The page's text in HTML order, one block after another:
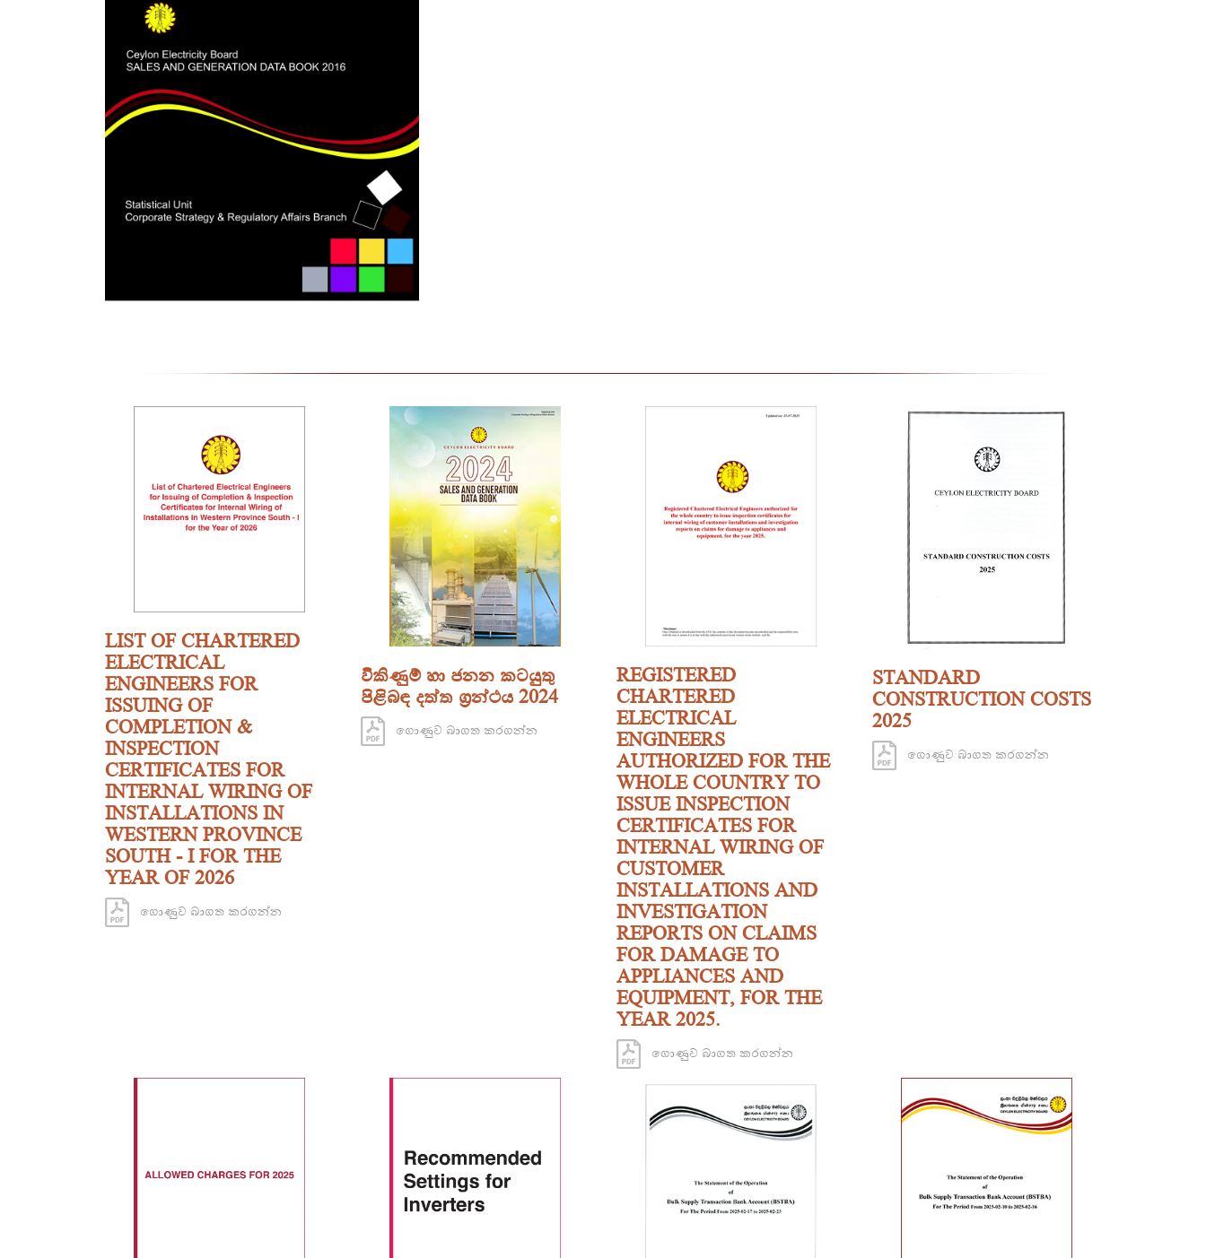
LIST OF CHARTERED
ELECTRICAL
ENGINEERS FOR
ISSUING OF
COMPLETION &
INSPECTION
CERTIFICATES FOR
INTERNAL WIRING OF
INSTALLATIONS IN
WESTERN PROVINCE
SOUTH - I FOR THE
YEAR OF 2026
ගොණුව බාගත කරගන්න
විකිණුම් හා ජනන කටයුතු
පිළිබඳ දත්ත ග්‍රන්ථය 2024
ගොණුව බාගත කරගන්න
REGISTERED
CHARTERED
ELECTRICAL
ENGINEERS
AUTHORIZED FOR THE
WHOLE COUNTRY TO
ISSUE INSPECTION
CERTIFICATES FOR
INTERNAL WIRING OF
CUSTOMER
INSTALLATIONS AND
INVESTIGATION
REPORTS ON CLAIMS
FOR DAMAGE TO
APPLIANCES AND
EQUIPMENT, FOR THE
YEAR 2025.
ගොණුව බාගත කරගන්න
STANDARD
CONSTRUCTION COSTS
2025
ගොණුව බාගත කරගන්න